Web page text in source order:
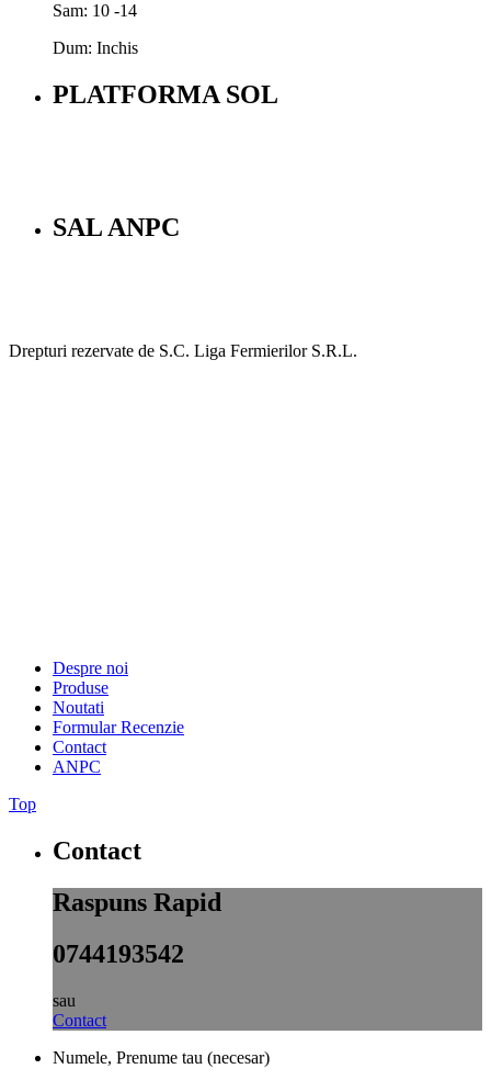
Sam: 10 -14
Dum: Inchis
PLATFORMA SOL
SAL ANPC
Drepturi rezervate de S.C. Liga Fermierilor S.R.L.
Despre noi
Produse
Noutati
Formular Recenzie
Contact
ANPC
Top
Contact
Raspuns Rapid
0744193542
sau
Contact
Numele, Prenume tau (necesar)